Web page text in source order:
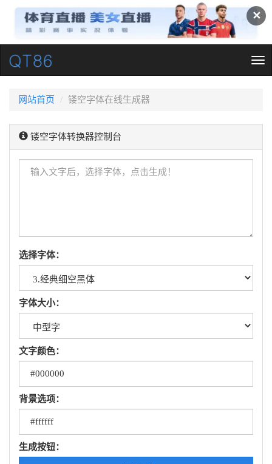
✕
网站首页 镂空字体在线生成器
镂空字体转换器控制台
选择字体：
字体大小：
文字颜色：
背景选项：
生成按钮：